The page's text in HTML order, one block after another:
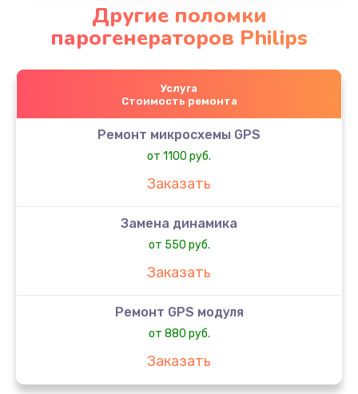
Другие поломки
парогенераторов Philips
Услуга
Стоимость ремонта
Ремонт микросхемы GPS
от 1100 руб.
Заказать
Замена динамика
от 550 руб.
Заказать
Ремонт GPS модуля
от 880 руб.
Заказать